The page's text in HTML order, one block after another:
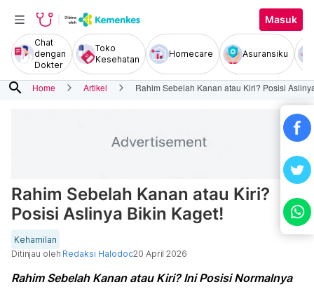
Masuk
Chat
dengan
Dokter
Toko
Kesehatan
Homecare Asuransiku
search Home Artikel Rahim Sebelah Kanan atau Kiri? Posisi
Rahim Sebelah Kanan atau Kiri?
Posisi Aslinya Bikin Kaget!
Kehamilan
Ditinjau oleh Redaksi Halodoc20 April 2026
Rahim Sebelah Kanan atau Kiri? Ini Posisi Normalnya